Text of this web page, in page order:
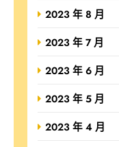
2023 年 8 月
2023 年 7 月
2023 年 6 月
2023 年 5 月
2023 年 4 月